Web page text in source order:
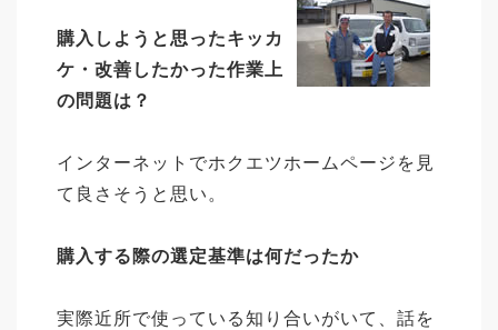
購入しようと思ったキッカ
ケ・改善したかった作業上
の問題は？
インターネットでホクエツホームページを見
て良さそうと思い。
購入する際の選定基準は何だったか
実際近所で使っている知り合いがいて、話を